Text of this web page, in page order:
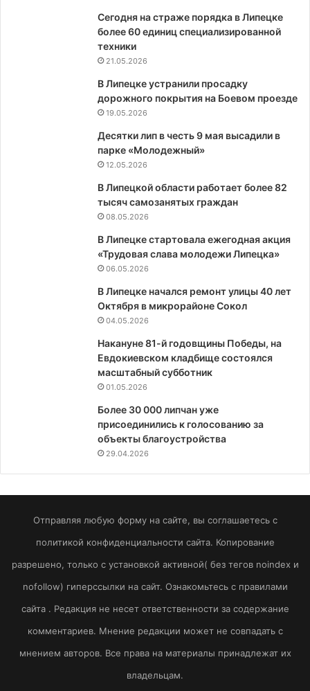
Сегодня на страже порядка в Липецке
более 60 единиц специализированной
техники
21.05.2026
В Липецке устранили просадку
дорожного покрытия на Боевом проезде
19.05.2026
Десятки лип в честь 9 мая высадили в
парке «Молодежный»
12.05.2026
В Липецкой области работает более 82
тысяч самозанятых граждан
08.05.2026
В Липецке стартовала ежегодная акция
«Трудовая слава молодежи Липецка»
06.05.2026
В Липецке начался ремонт улицы 40 лет
Октября в микрорайоне Сокол
04.05.2026
Накануне 81-й годовщины Победы, на
Евдокиевском кладбище состоялся
масштабный субботник
01.05.2026
Более 30 000 липчан уже
присоединились к голосованию за
объекты благоустройства
29.04.2026
Отправляя любую форму на сайте, вы соглашаетесь с
политикой конфиденциальности сайта. Копирование
разрешено, только с установкой активной( без тегов noindex и
nofollow) гиперссылки на сайт. Ознакомьтесь с правилами
сайта . Редакция не несет ответственности за содержание
комментариев. Мнение редакции может не совпадать с
мнением авторов. Все права на материалы принадлежат их
владельцам.